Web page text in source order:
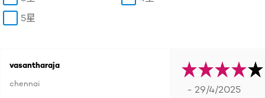
5星
vasantharaja
chennai
- 29/4/2025